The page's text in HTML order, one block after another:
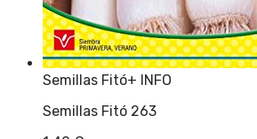
Semillas Fitó+ INFO
Semillas Fitó 263